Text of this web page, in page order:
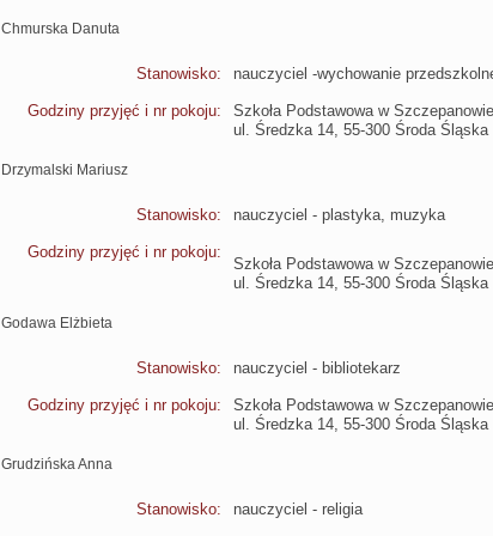
Chmurska Danuta
Stanowisko: nauczyciel -wychowanie
Godziny przyjęć i nr pokoju:
Szkoła Podstawowa w Szczepanowie
ul. Średzka 14, 55-300 Środa Śląska
Drzymalski Mariusz
Stanowisko: nauczyciel - plastyka, muzyka
Godziny przyjęć i nr pokoju:
Szkoła Podstawowa w Szczepanowie
ul. Średzka 14, 55-300 Środa Śląska
Godawa Elżbieta
Stanowisko: nauczyciel - bibliotekarz
Godziny przyjęć i nr pokoju:
Szkoła Podstawowa w Szczepanowie
ul. Średzka 14, 55-300 Środa Śląska
Grudzińska Anna
Stanowisko: nauczyciel - religia